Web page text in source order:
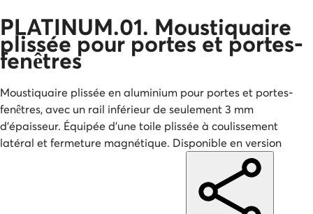
PLATINUM.01. Moustiquaire
plissée pour portes et portes-
fenêtres
Moustiquaire plissée en aluminium pour portes et portes-
fenêtres, avec un rail inférieur de seulement 3 mm
d'épaisseur. Équipée d'une toile plissée à coulissement
latéral et fermeture magnétique. Disponible en version